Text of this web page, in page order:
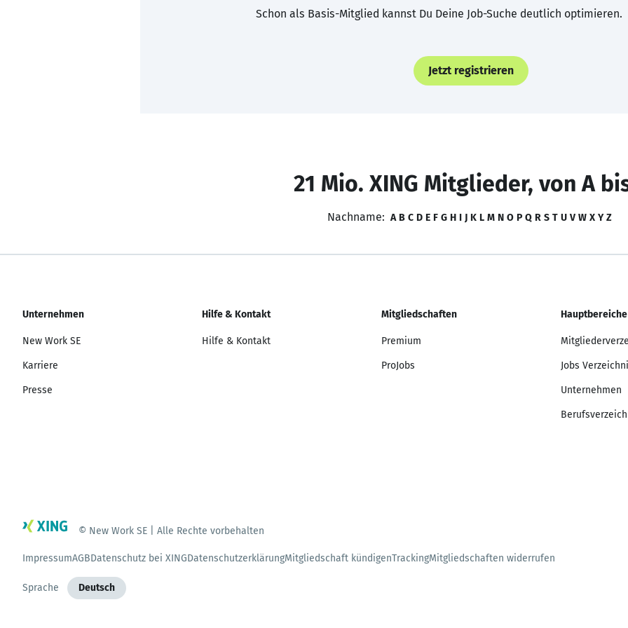
Schon als Basis-Mitglied kannst Du Deine Job-Suche deutlich optimieren.
Jetzt registrieren
21 Mio. XING Mitglieder, von A
Nachname: A B C D E F G H I J K L M N O P Q R S T U V W X Y Z
Unternehmen
New Work SE
Karriere
Presse
Hilfe & Kontakt
Hilfe & Kontakt
Mitgliedschaften
Premium
ProJobs
Hauptbereiche
Jobs
Unternehmen
© New Work SE | Alle Rechte vorbehalten
ImpressumAGBDatenschutz bei XINGDatenschutzerklärungMitgliedschaft kündigenTrackingMitgliedschaften widerrufen
Sprache Deutsch